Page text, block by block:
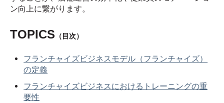
ン向上に繋がります。
TOPICS （目次）
フランチャイズビジネスモデル（フランチャイズ）
の定義
フランチャイズビジネスにおけるトレーニングの重
要性